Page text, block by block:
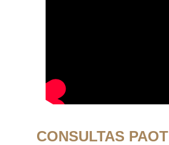
CONSULTAS PAOT